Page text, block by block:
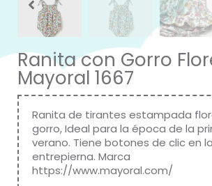
Ranita con Gorro
Mayoral 1667
Ranita de tirantes estampada
gorro, Ideal para la época de la
verano. Tiene botones de clic en la
entrepierna. Marca
https://www.mayoral.com/